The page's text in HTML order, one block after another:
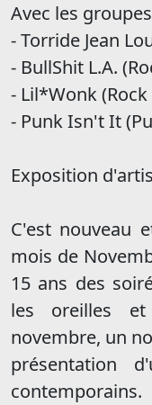
Avec les
- Torride Jean
- BullShit L.A.
- Lil*Wonk
- Punk Isn't It
Exposition
C'est nouveau
mois de
15 ans des
les oreilles
novembre, un
présentation